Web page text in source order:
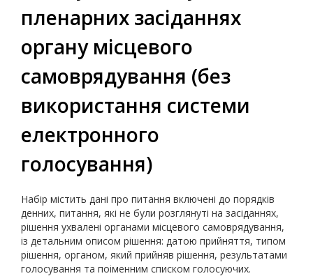
пленарних засіданнях
органу місцевого
самоврядування (без
використання системи
електронного
голосування)
Набір містить дані про питання включені до порядків
денних, питання, які не були розглянуті на засіданнях,
рішення ухвалені органами місцевого самоврядування,
із детальним описом рішення: датою прийняття, типом
рішення, органом, який прийняв рішення, результатами
голосування та поіменним списком голосуючих.